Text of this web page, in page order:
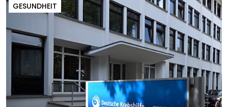
GESUNDHEIT